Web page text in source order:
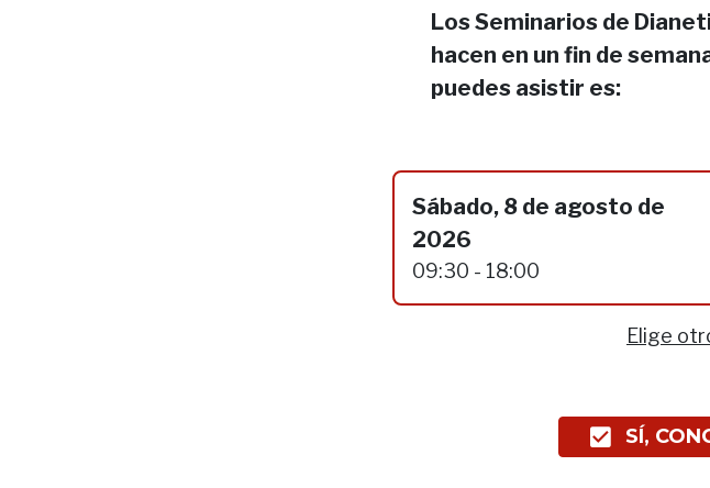
Los Seminarios de
hacen en un fin de
puedes asistir es:
Sábado, 8 de agosto de
2026
09:30 - 18:00
Elige
SÍ,